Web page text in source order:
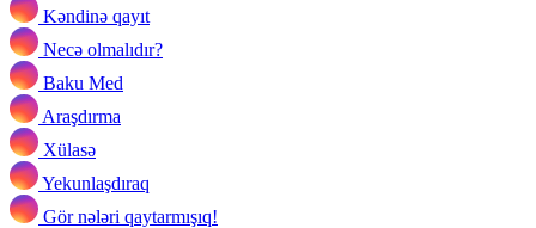
Kəndinə qayıt
Necə olmalıdır?
Baku Med
Araşdırma
Xülasə
Yekunlaşdıraq
Gör nələri qaytarmışıq!